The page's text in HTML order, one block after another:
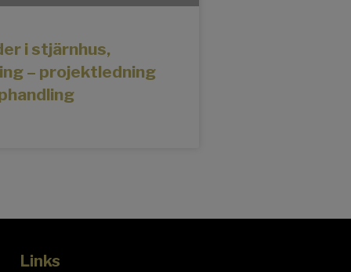
i stjärnhus,
– projektledning
Links